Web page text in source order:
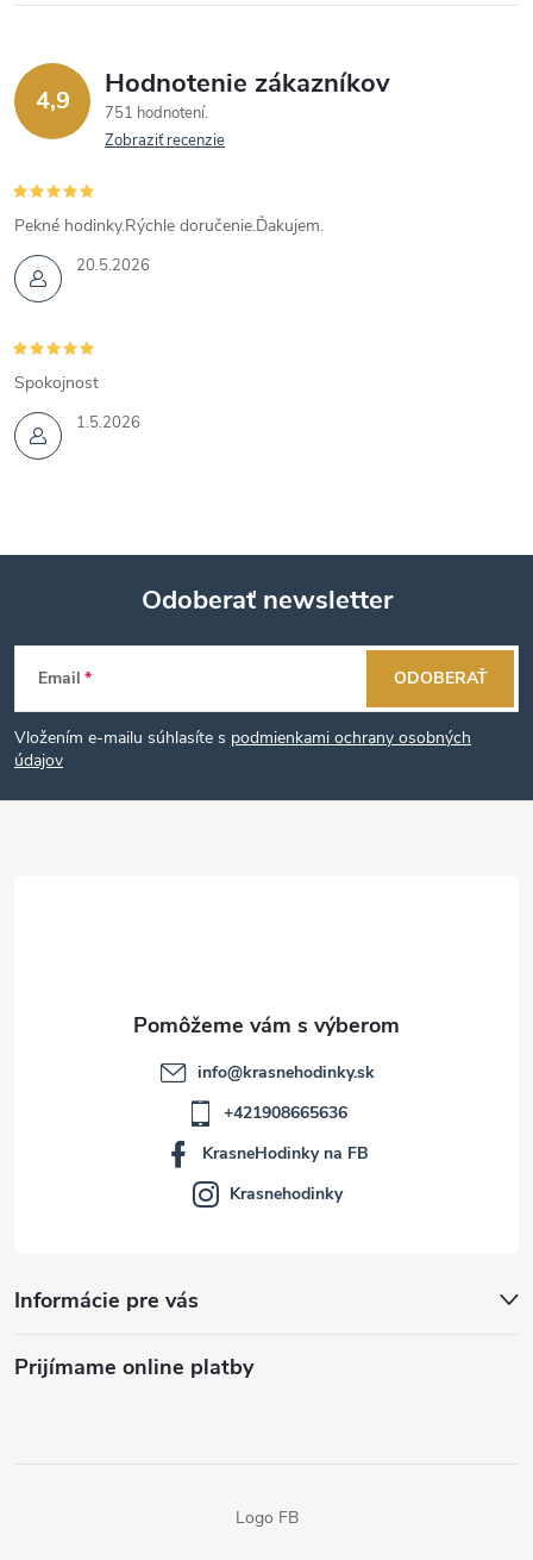
4,9 Hodnotenie zákazníkov
751 hodnotení
Zobraziť recenzie
20.5.2026
Pekné hodinky.Rýchle doručenie.Ďakujem.
1.5.2026
Spokojnost
Z
á
p
Odoberať newsletter
Email
Vložením e-mailu súhlasíte s podmienkami ochrany osobných
údajov
ODOBERAŤ
Informácie pre vás
Prijímame online platby
info@krasnehodinky.sk
+421908665636
KrasneHodinky na FB
Krasnehodinky
Logo FB